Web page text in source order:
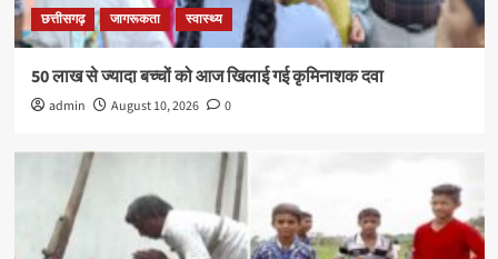
छत्तीसगढ़ जागरूकता स्वास्थ्य
50 लाख से ज्यादा बच्चों को आज खिलाई गई कृमिनाशक दवा
admin August 10, 2026 0